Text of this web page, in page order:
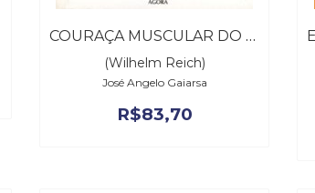
COURAÇA MUSCULAR DO CARÁTER
(Wilhelm Reich)
José Angelo Gaiarsa
R$83,70